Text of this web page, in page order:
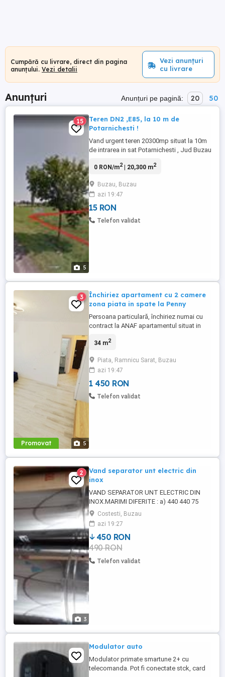
Cumpără cu livrare, direct din pagina
anunțului. Vezi detalii
Vezi anunțuri
cu livrare
Anunțuri Anunțuri pe pagină: 20 50
5
15
Teren DN2 ,E85, la 10 m de
Potarnichesti !
Vand urgent teren 20300mp situat la 10m
de intrarea in sat Potarnichesti , Jud Buzau
comunala ).Terenul are forma
deschidere 18.5 m acesta crescand pe
masura ce se inainteaza pana la 30m ( la
40m din lungimea terenului se ...
0 RON/m2| 20,300 m2
Buzau, Buzau
azi 19:47
15 RON
Telefon validat
Promovat 5
3
Închiriez apartament cu 2 camere
zona piata in spate la Penny
Persoana particulară, închiriez numai cu
contract la ANAF apartamentul situat in
la Penny la 50m de Piata Centrală și 100m
prima închiriere nou complet renovat și
utilat și este situat la etajul 4 într-un bloc
de 4 etaje. ...
34 m2
Piata, Ramnicu Sarat, Buzau
azi 19:47
1 450 RON
Telefon validat
3
2
Vand separator unt electric din
inox
VAND SEPARATOR UNT ELECTRIC DIN
INOX.MARIMI DIFERITE : a) 440 440 75
greutate 17,5kg PRET 450 RON
NEGOCIABIL b) 375 375 665 greutate 11kg
pret 390 Ron negociabil...ARE FURTUN DE
SCURGERE PENTRU ZER..MOTOR 220V
250W.
Costesti, Buzau
azi 19:27
450 RON
490 RON
Telefon validat
Modulator auto
Modulator primate smartune 2+ cu
telecomanda. Pot fi conectate stck, card